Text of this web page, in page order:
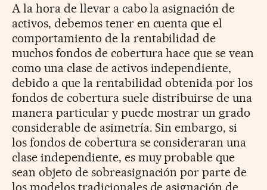
A la hora de llevar a cabo la asignación de
activos, debemos tener en cuenta que el
comportamiento de la rentabilidad de
muchos fondos de cobertura hace que se vean
como una clase de activos independiente,
debido a que la rentabilidad obtenida por los
fondos de cobertura suele distribuirse de una
manera particular y puede mostrar un grado
considerable de asimetría. Sin embargo, si
los fondos de cobertura se consideraran una
clase independiente, es muy probable que
sean objeto de sobreasignación por parte de
los modelos tradicionales de asignación de